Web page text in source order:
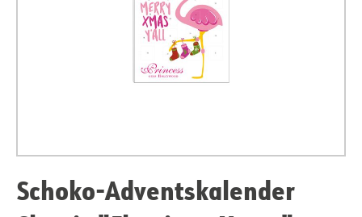
Schoko-Adventskalender